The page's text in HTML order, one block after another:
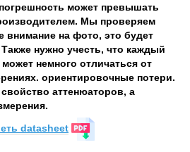
может превышать
Мы проверяем
на фото, это будет
нужно учесть, что каждый
немного отличаться от
ориентировочные потери.
аттенюаторов, а
datasheet